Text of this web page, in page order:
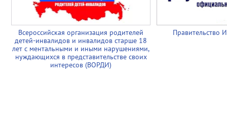
Всероссийская организация родителей
детей-инвалидов и инвалидов старше 18
лет с ментальными и иными нарушениями,
нуждающихся в представительстве своих
интересов (ВОРДИ)
Правительство